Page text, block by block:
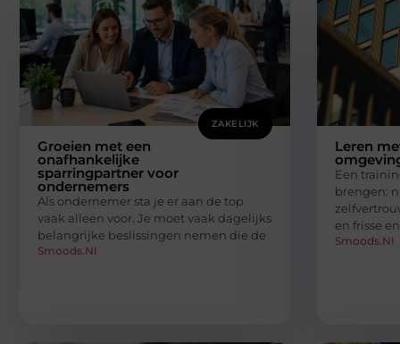
ZAKELIJK
Groeien met een
onafhankelijke
sparringpartner voor
ondernemers
Als ondernemer sta je er aan de top
vaak alleen voor. Je moet vaak dagelijks
belangrijke beslissingen nemen die de
Smoods.nl
Leren
Een
brengen:
en frisse
Smoods.nl